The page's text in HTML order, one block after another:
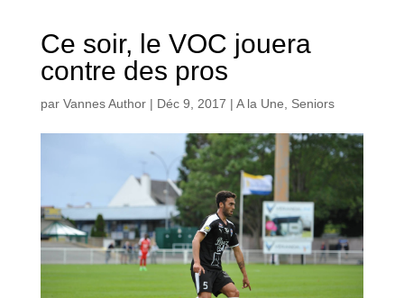
Ce soir, le VOC jouera
contre des pros
par Vannes Author| Déc 9, 2017 | A la Une, Seniors